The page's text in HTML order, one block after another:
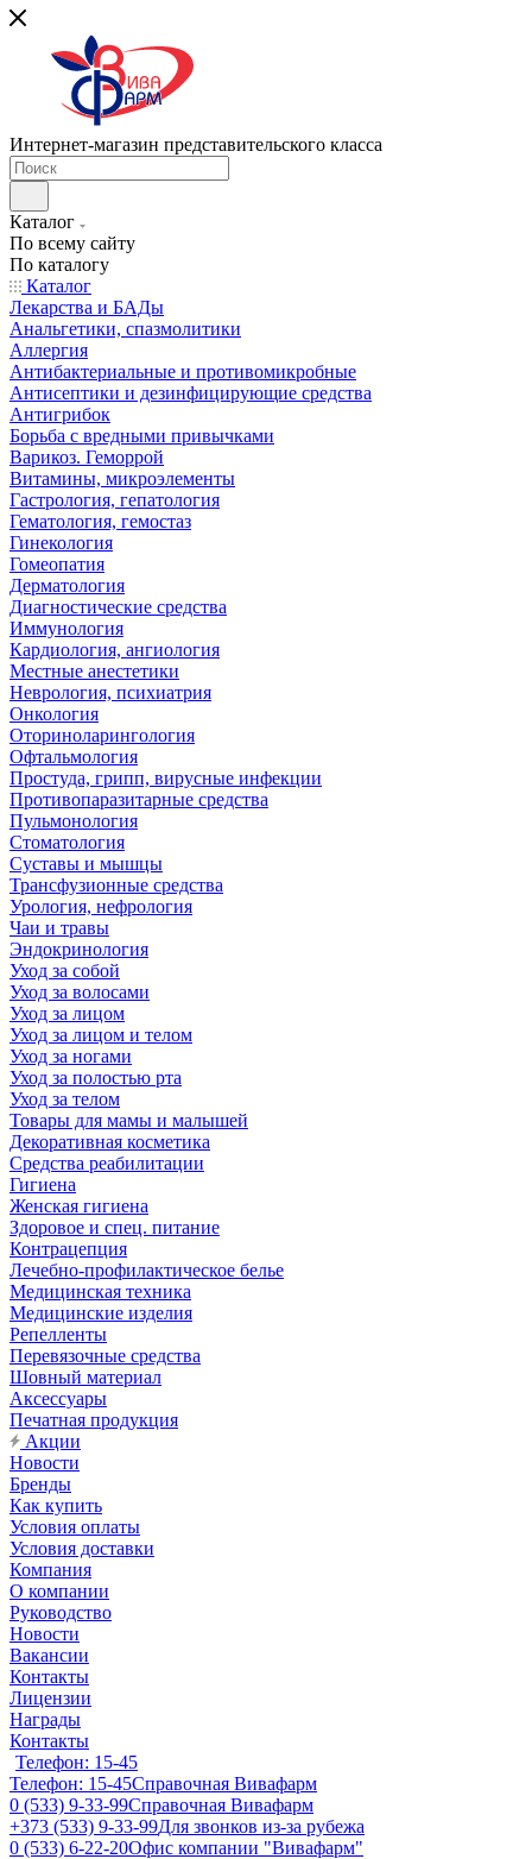
Интернет-магазин представительского класса
Каталог
По всему сайту
По каталогу
Каталог
Лекарства и БАДы
Анальгетики, спазмолитики
Аллергия
Антибактериальные и противомикробные
Антисептики и дезинфицирующие средства
Антигрибок
Борьба с вредными привычками
Варикоз. Геморрой
Витамины, микроэлементы
Гастрология, гепатология
Гематология, гемостаз
Гинекология
Гомеопатия
Дерматология
Диагностические средства
Иммунология
Кардиология, ангиология
Местные анестетики
Неврология, психиатрия
Онкология
Оториноларингология
Офтальмология
Простуда, грипп, вирусные инфекции
Противопаразитарные средства
Пульмонология
Стоматология
Суставы и мышцы
Трансфузионные средства
Урология, нефрология
Чаи и травы
Эндокринология
Уход за собой
Уход за волосами
Уход за лицом
Уход за лицом и телом
Уход за ногами
Уход за полостью рта
Уход за телом
Товары для мамы и малышей
Декоративная косметика
Средства реабилитации
Гигиена
Женская гигиена
Здоровое и спец. питание
Контрацепция
Лечебно-профилактическое белье
Медицинская техника
Медицинские изделия
Репелленты
Перевязочные средства
Шовный материал
Аксессуары
Печатная продукция
Акции
Новости
Бренды
Как купить
Условия оплаты
Условия доставки
Компания
О компании
Руководство
Новости
Вакансии
Контакты
Лицензии
Награды
Контакты
Телефон: 15-45
Телефон: 15-45Справочная Вивафарм
0 (533) 9-33-99Справочная Вивафарм
+373 (533) 9-33-99Для звонков из-за рубежа
0 (533) 6-22-20Офис компании "Вивафарм"